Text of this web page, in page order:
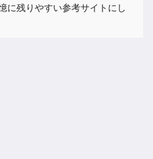
に残りやすい参考サイトにし